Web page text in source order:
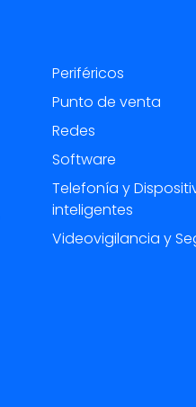
Periféricos
Punto de venta
Redes
Software
Telefonía y
inteligentes
Videovigilancia y